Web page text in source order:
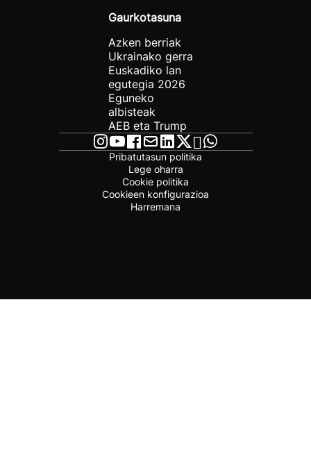
Gaurkotasuna
Azken berriak
Ukrainako gerra
Euskadiko lan
egutegia 2026
Eguneko
albisteak
AEB eta Trump
Pribatutasun politika
Lege oharra
Cookie politika
Cookieen konfigurazioa
Harremana